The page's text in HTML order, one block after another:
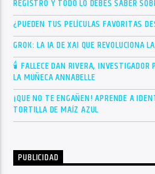
REGISTRO Y TODO LO DEBES SABER
¿PUEDEN TUS PELÍCULAS FAVORITAS
GROK: LA IA DE XAI QUE REVOLUCIONA
🕯 FALLECE DAN RIVERA,
LA MUÑECA ANNABELLE
¡QUE NO TE ENGAÑEN! APRENDE A
TORTILLA DE MAÍZ AZUL
PUBLICIDAD